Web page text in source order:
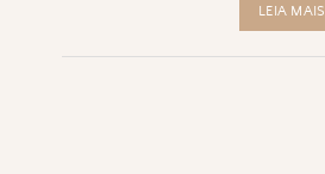
LEIA MAIS